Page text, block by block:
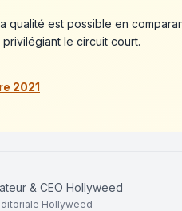
qualité est possible en
le circuit court.
2021
& CEO Hollyweed
Hollyweed